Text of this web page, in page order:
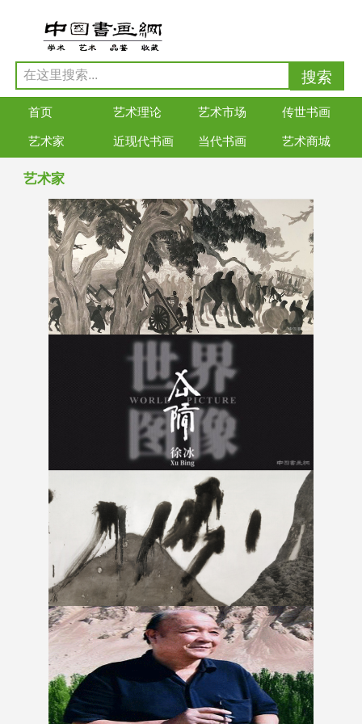
首页 艺术理论 艺术市场 传世书画
艺术家 近现代书画 当代书画 艺术商城
艺术家